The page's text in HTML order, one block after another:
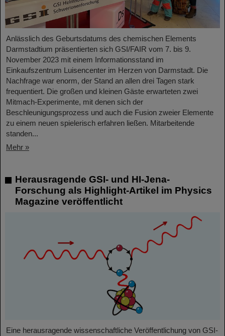
Anlässlich des Geburtsdatums des chemischen Elements
Darmstadtium präsentierten sich GSI/FAIR vom 7. bis 9.
November 2023 mit einem Informationsstand im
Einkaufszentrum Luisencenter im Herzen von Darmstadt. Die
Nachfrage war enorm, der Stand an allen drei Tagen stark
frequentiert. Die großen und kleinen Gäste erwarteten zwei
Mitmach-Experimente, mit denen sich der
Beschleunigungsprozess und auch die Fusion zweier Elemente
zu einem neuen spielerisch erfahren ließen. Mitarbeitende
standen...
Mehr »
Herausragende GSI- und HI-Jena-
Forschung als Highlight-Artikel im Physics
Magazine veröffentlicht
Eine herausragende wissenschaftliche Veröffentlichung von GSI-